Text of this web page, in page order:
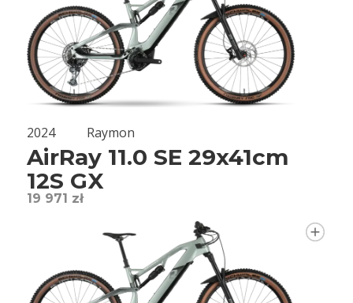
2024 Raymon
AirRay 11.0 SE 29x41cm
12S GX
19 971 zł